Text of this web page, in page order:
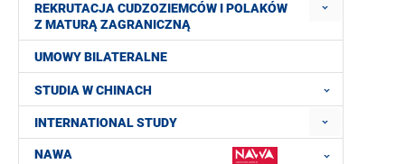
REKRUTACJA CUDZOZIEMCÓW I POLAKÓW
Z MATURĄ ZAGRANICZNĄ
UMOWY BILATERALNE
STUDIA W CHINACH
INTERNATIONAL STUDY
NAWA